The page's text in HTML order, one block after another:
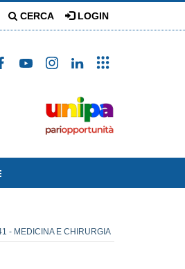
CERCA LOGIN
- MEDICINA E CHIRURGIA